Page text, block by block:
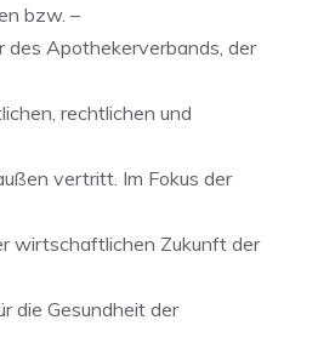
bzw. –
des Apothekerverbands, der
rechtlichen und
vertritt. Im Fokus der
wirtschaftlichen Zukunft der
die Gesundheit der